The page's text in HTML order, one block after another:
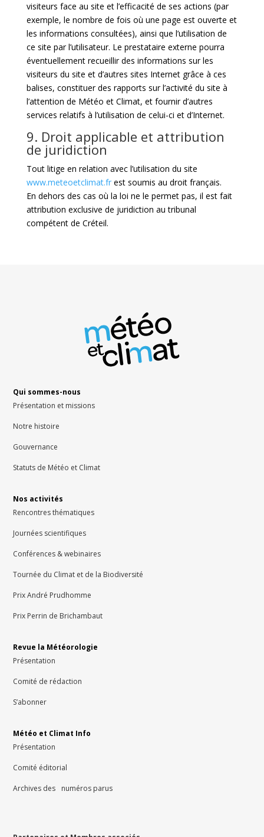
visiteurs face au site et l’efficacité de ses actions (par
exemple, le nombre de fois où une page est ouverte et
les informations consultées), ainsi que l’utilisation de
ce site par l’utilisateur. Le prestataire externe pourra
éventuellement recueillir des informations sur les
visiteurs du site et d’autres sites Internet grâce à ces
balises, constituer des rapports sur l’activité du site à
l’attention de Météo et Climat, et fournir d’autres
services relatifs à l’utilisation de celui-ci et d’Internet.
9. Droit applicable et attribution
de juridiction
Tout litige en relation avec l’utilisation du site
www.meteoetclimat.frest soumis au droit français.
En dehors des cas où la loi ne le permet pas, il est fait
attribution exclusive de juridiction au tribunal
compétent de Créteil.
Qui sommes-nous
Présentation et missions
Notre histoire
Gouvernance
Statuts de Météo et Climat
Nos activités
Rencontres thématiques
Journées scientifiques
Conférences & webinaires
Tournée du Climat et de la Biodiversité
Prix André Prudhomme
Prix Perrin de Brichambaut
Revue la Météorologie
Présentation
Comité de rédaction
S’abonner
Météo et Climat Info
Présentation
Comité éditorial
Archives des numéros parus